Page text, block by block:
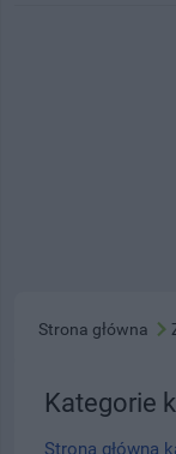
Strona główna
Kategorie
Strona główna